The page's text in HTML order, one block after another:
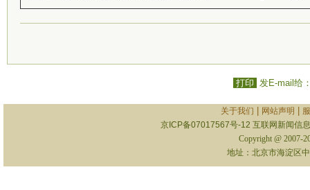
打印 发E-mail给
关于我们 网站声明
京ICP备07017567号-12 互联网新闻信
Copyright @ 2007-
地址：北京市海淀区